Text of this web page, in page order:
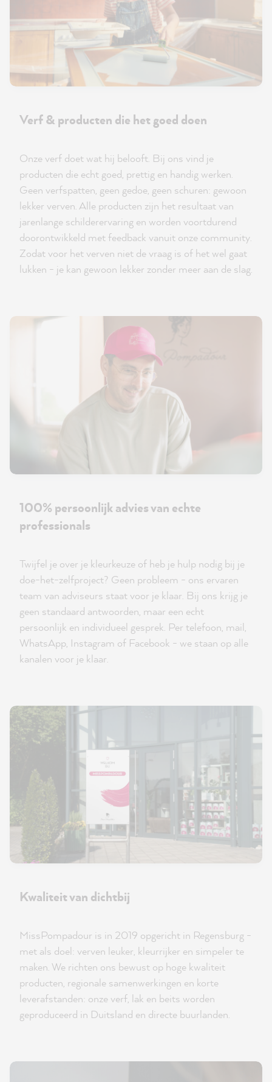
Verf & producten die het goed doen
Onze verf doet wat hij belooft. Bij ons vind je
producten die echt goed, prettig en handig werken.
Geen verfspatten, geen gedoe, geen schuren: gewoon
lekker verven. Alle producten zijn het resultaat van
jarenlange schilderervaring en worden voortdurend
doorontwikkeld met feedback vanuit onze community.
Zodat voor het verven niet de vraag is of het wel gaat
lukken - je kan gewoon lekker zonder meer aan de slag.
100% persoonlijk advies van echte
professionals
Twijfel je over je kleurkeuze of heb je hulp nodig bij je
doe-het-zelfproject? Geen probleem - ons ervaren
team van adviseurs staat voor je klaar. Bij ons krijg je
geen standaard antwoorden, maar een echt
persoonlijk en individueel gesprek. Per telefoon, mail,
WhatsApp, Instagram of Facebook - we staan op alle
kanalen voor je klaar.
Kwaliteit van dichtbij
MissPompadour is in 2019 opgericht in Regensburg -
met als doel: verven leuker, kleurrijker en simpeler te
maken. We richten ons bewust op hoge kwaliteit
producten, regionale samenwerkingen en korte
leverafstanden: onze verf, lak en beits worden
geproduceerd in Duitsland en directe buurlanden.